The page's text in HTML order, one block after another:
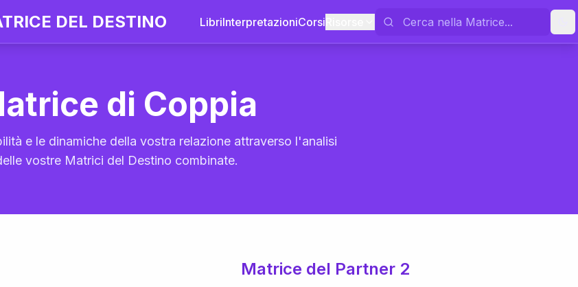
DEL DESTINO LibriInterpretazioniCorsi
di Coppia
e le dinamiche della vostra relazione attraverso l'analisi
vostre Matrici del Destino combinate.
Matrice del Partner 2